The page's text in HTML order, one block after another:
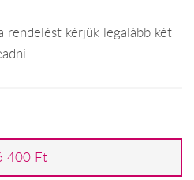
rendelést kérjük legalább két
400 Ft